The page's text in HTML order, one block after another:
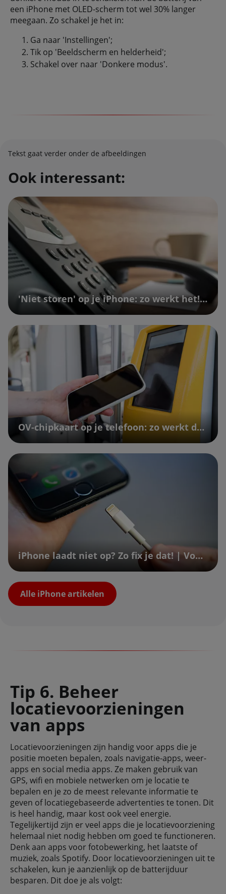
een iPhone met OLED-scherm tot wel 30% langer
meegaan. Zo schakel je het in:
Ga naar 'Instellingen';
Tik op 'Beeldscherm en helderheid';
Schakel over naar 'Donkere modus'.
Tekst gaat verder onder de afbeeldingen
Ook interessant:
'Niet storen' op je iPhone: zo werkt het! | Vodafone
OV-chipkaart op je telefoon: zo werkt dat | Vodafone
iPhone laadt niet op? Zo fix je dat! | Vodafone
Alle iPhone artikelen
Tip 6. Beheer
locatievoorzieningen
van apps
Locatievoorzieningen zijn handig voor apps die je
positie moeten bepalen, zoals navigatie-apps, weer-
apps en social media apps. Ze maken gebruik van
GPS, wifi en mobiele netwerken om je locatie te
bepalen en je zo de meest relevante informatie te
geven of locatiegebaseerde advertenties te tonen. Dit
is heel handig, maar kost ook veel energie.
Tegelijkertijd zijn er veel apps die je locatievoorziening
helemaal niet nodig hebben om goed te functioneren.
Denk aan apps voor fotobewerking, het laatste of
muziek, zoals Spotify. Door locatievoorzieningen uit te
schakelen, kun je aanzienlijk op de batterijduur
besparen. Dit doe je als volgt: